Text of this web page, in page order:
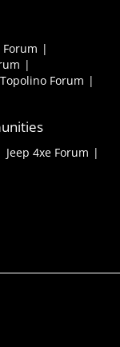
Topolino Forum
Jeep 4xe Forum